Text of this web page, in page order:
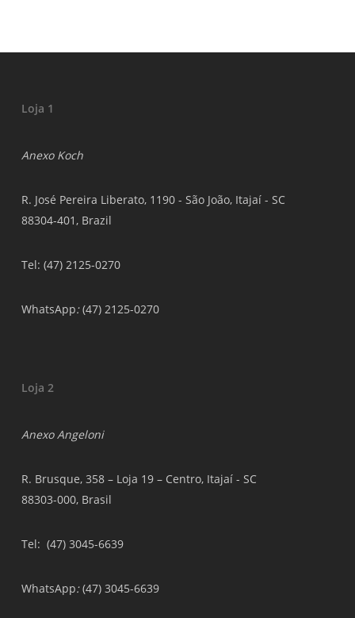
Loja 1
Anexo Koch
R. José Pereira Liberato, 1190 - São João, Itajaí - SC
88304-401, Brazil
Tel: (47) 2125-0270
WhatsApp:(47) 2125-0270
Loja 2
Anexo Angeloni
R. Brusque, 358 – Loja 19 – Centro, Itajaí - SC
88303-000, Brasil
Tel: (47) 3045-6639
WhatsApp:(47) 3045-6639